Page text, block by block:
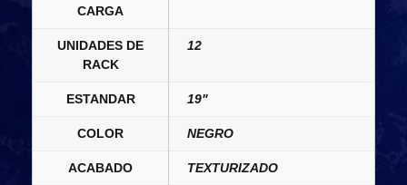
CARGA
UNIDADES DE
RACK
12
ESTANDAR 19"
COLOR NEGRO
ACABADO TEXTURIZADO